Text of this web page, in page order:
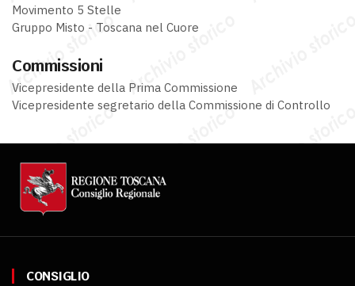
Movimento 5 Stelle
Gruppo Misto - Toscana nel Cuore
Commissioni
Vicepresidente della Prima Commissione
Vicepresidente segretario della Commissione di Controllo
CONSIGLIO